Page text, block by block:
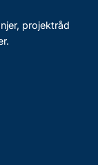
projektråd